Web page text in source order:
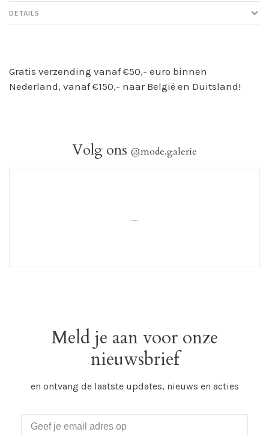
DETAILS
Gratis verzending vanaf €50,- euro binnen
Nederland, vanaf €150,- naar België en Duitsland!
Volg ons @mode.galerie
_
Meld je aan voor onze
nieuwsbrief
en ontvang de laatste updates, nieuws en acties